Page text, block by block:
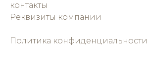
контакты
Реквизиты компании
Политика конфиденциальности